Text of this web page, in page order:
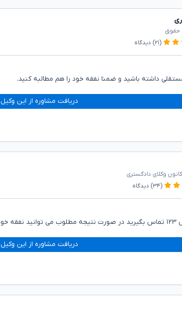
حقوق
(۲۱) دیدگاه
داشته باشید و ضمنا نفقه خود را هم مطالبه کنید.
دریافت مشاوره از این وکیل
وکلای دادگستری
(۳۴) دیدگاه
دریافت مشاوره از این وکیل